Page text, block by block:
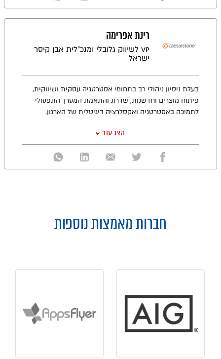
רינת אפרימה
VP לשיווק גלובלי ומנכ"לית אבן קיסר
ישראל
בעלת ניסיון ניהולי רב בתחומי אסטרטגיה עסקית ושיווקית,
פיתוח מוצרים וחדשנות, שדרוג והתאמת המערך התפעולי
לתמיכה באסטרטגיה ואקסלרציה דיגיטלית של הארגון.
הצג עוד
חברות מאמצות נוספות